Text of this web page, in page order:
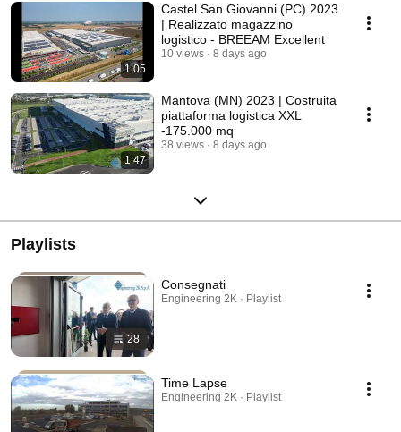
1:05
Castel San Giovanni (PC) 2023
| Realizzato magazzino
logistico - BREEAM Excellent
10 views 8 days ago
1:47
Mantova (MN) 2023 | Costruita
piattaforma logistica XXL
-175.000 mq
38 views 8 days ago
Playlists
28
Consegnati
Engineering 2K · Playlist
Time Lapse
Engineering 2K · Playlist